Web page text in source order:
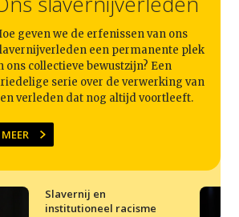
Contact
geven we de erfenissen van ons
een permanente plek
ons collectieve bewustzijn? Een
serie over de verwerking van
verleden dat nog altijd voortleeft.
MEER
Slavernij en
institutioneel racisme